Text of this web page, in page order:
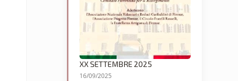
XX SETTEMBRE 2025
16/09/2025